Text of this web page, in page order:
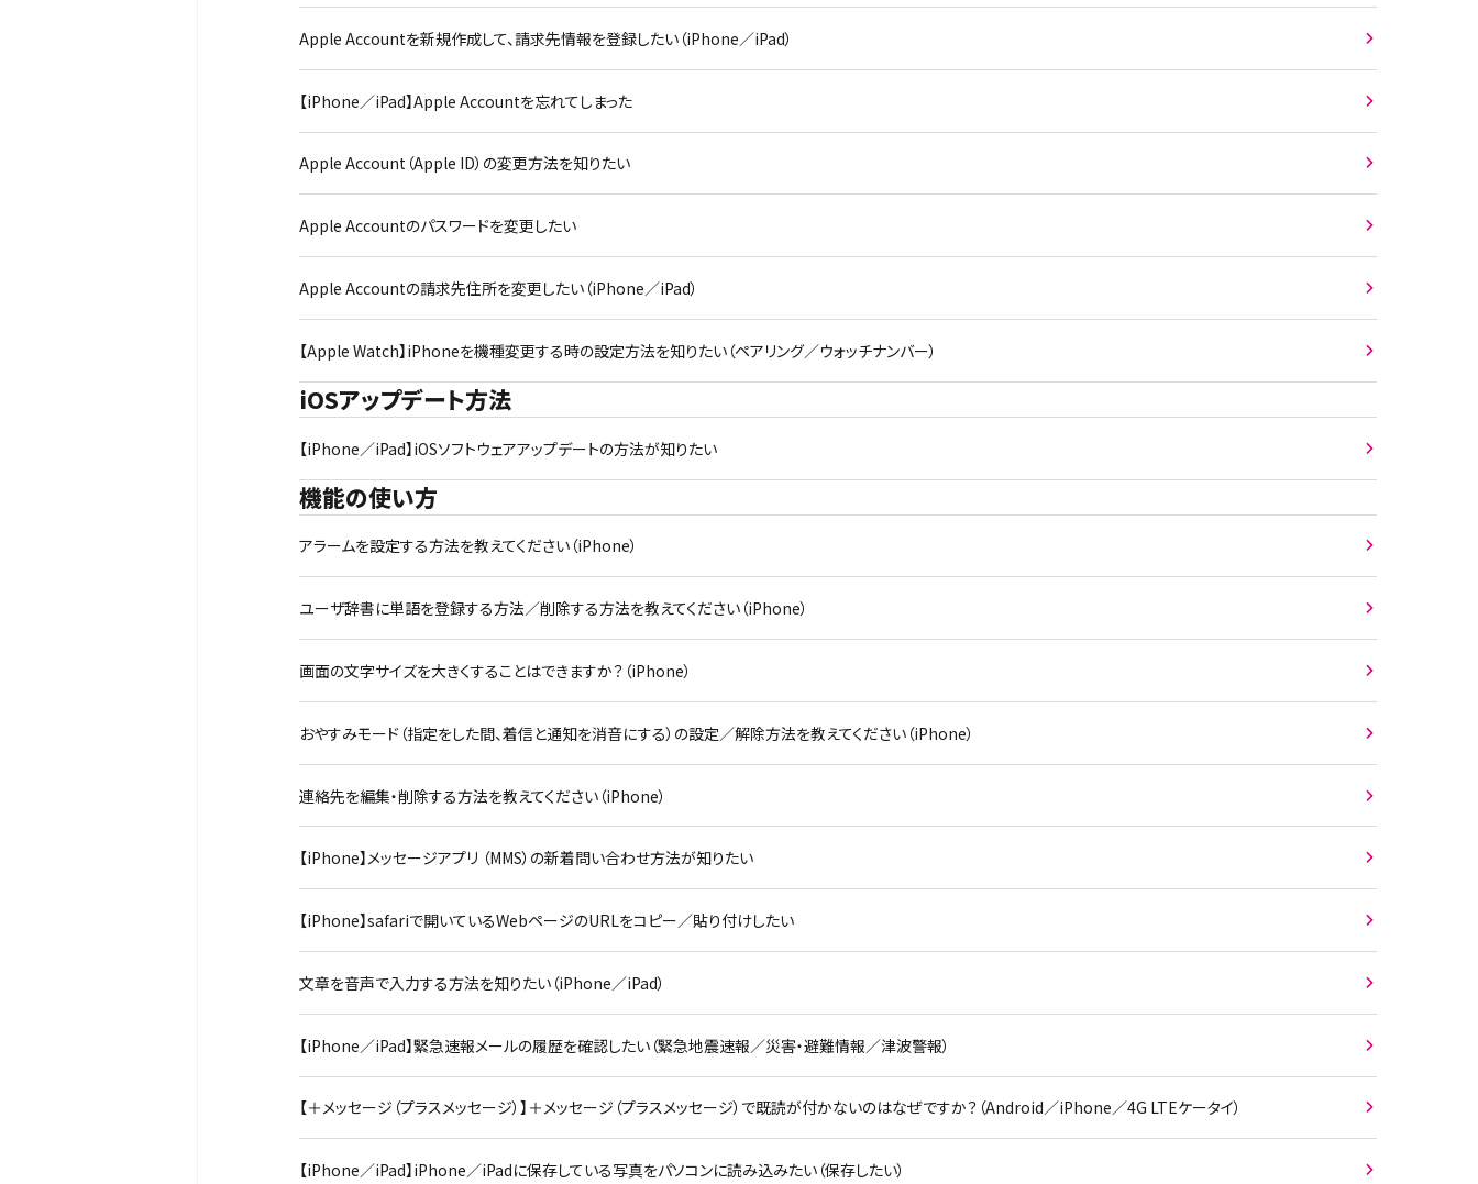
Apple Accountを新規作成して、請求先情報を登録したい（iPhone／iPad）
【iPhone／iPad】Apple Accountを忘れてしまった
Apple Account（Apple ID）の変更方法を知りたい
Apple Accountのパスワードを変更したい
Apple Accountの請求先住所を変更したい（iPhone／iPad）
【Apple Watch】iPhoneを機種変更する時の設定方法を知りたい（ペアリング／ウォッチナンバー）
iOSアップデート方法
【iPhone／iPad】iOSソフトウェアアップデートの方法が知りたい
機能の使い方
アラームを設定する方法を教えてください（iPhone）
ユーザ辞書に単語を登録する方法／削除する方法を教えてください（iPhone）
画面の文字サイズを大きくすることはできますか？（iPhone）
おやすみモード（指定をした間、着信と通知を消音にする）の設定／解除方法を教えてください（iPhone）
連絡先を編集・削除する方法を教えてください（iPhone）
【iPhone】メッセージアプリ （MMS）の新着問い合わせ方法が知りたい
【iPhone】safariで開いているWebページのURLをコピー／貼り付けしたい
文章を音声で入力する方法を知りたい（iPhone／iPad）
【iPhone／iPad】緊急速報メールの履歴を確認したい（緊急地震速報／災害・避難情報／津波警報）
【＋メッセージ（プラスメッセージ）】＋メッセージ（プラスメッセージ）で既読が付かないのはなぜですか？（Android／iPhone／4G LTEケータイ）
【iPhone／iPad】iPhone／iPadに保存している写真をパソコンに読み込みたい（保存したい）